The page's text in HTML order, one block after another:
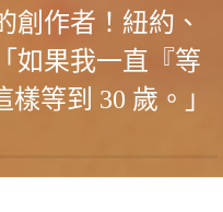
創作者！紐約、
如果我一直『等
等到 30 歲。」